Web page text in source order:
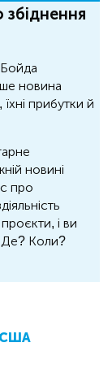
новина
прибутки й
новині
про
і ви
Де? Коли?
США